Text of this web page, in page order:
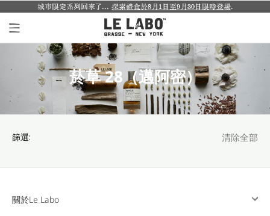
個人香氛系列
室內香氛系列
個人護理系列
日常理容系列
城市限定系列回來了... 探索禮盒於8月1日至9月30日限時登場.
菸草 28（邁阿密）
篩選: 清除全部
關於Le Labo